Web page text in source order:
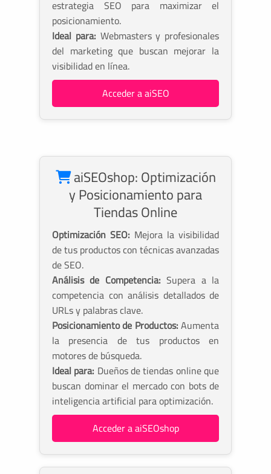
estrategia SEO para maximizar el
posicionamiento.
Ideal para: Webmasters y profesionales
del marketing que buscan mejorar la
visibilidad en línea.
Acceder a aiSEO
aiSEOshop: Optimización
y Posicionamiento para
Tiendas Online
Optimización SEO: Mejora la visibilidad
de tus productos con técnicas avanzadas
de SEO.
Análisis de Competencia: Supera a la
competencia con análisis detallados de
URLs y palabras clave.
Posicionamiento de Productos:Aumenta
la presencia de tus productos en
motores de búsqueda.
Ideal para: Dueños de tiendas online que
buscan dominar el mercado con bots de
inteligencia artificial para optimización.
Acceder a aiSEOshop